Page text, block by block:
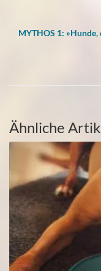
MYTHOS 1:
Ähnliche